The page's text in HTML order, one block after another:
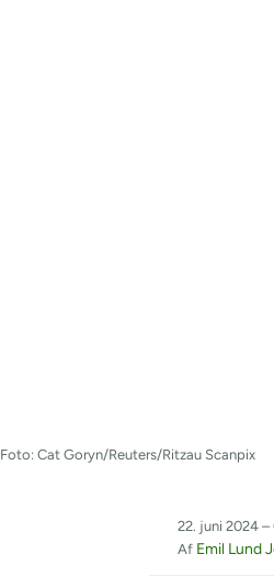
Foto: Cat Goryn/Reuters/Ritzau Scanpix
22. juni 2024 –
Af Emil Lund